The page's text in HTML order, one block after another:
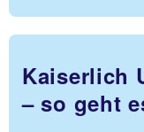
Kaiserlich
– so geht